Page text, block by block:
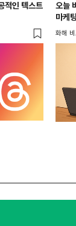
적인 텍스트
오늘
마케
화해